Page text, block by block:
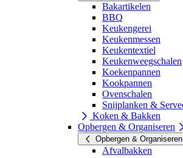
Bakartikelen
BBQ
Keukengerei
Keukenmessen
Keukentextiel
Keukenweegschalen
Koekenpannen
Kookpannen
Ovenschalen
Snijplanken &
Koken & Bakken
Opbergen & Organiseren
Opbergen & Organiseren
Afvalbakken